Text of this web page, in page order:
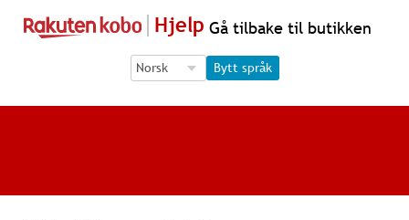
Hjelp Gå tilbake til butikken
Language Selection
Language Selection
Bytt språk